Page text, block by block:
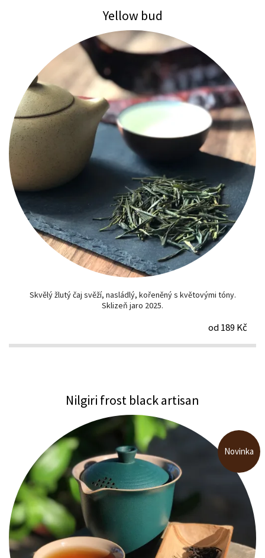
Yellow bud
Skvělý žlutý čaj svěží, nasládlý, kořeněný s květovými tóny.
Sklizeň jaro 2025.
od 189 Kč
Nilgiri frost black artisan
Novinka